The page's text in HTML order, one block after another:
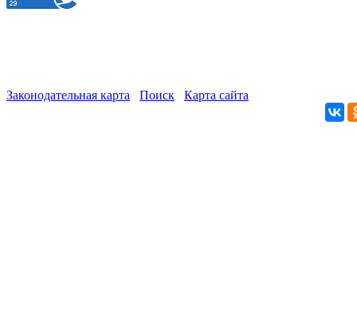
Законодательная карта Поиск Карта сайта